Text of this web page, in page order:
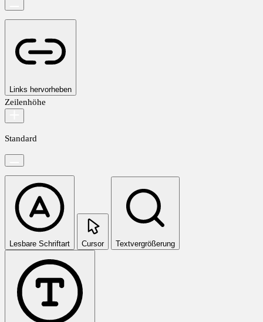
Links hervorheben
Zeilenhöhe
Standard
Lesbare Schriftart Cursor Textvergrößerung